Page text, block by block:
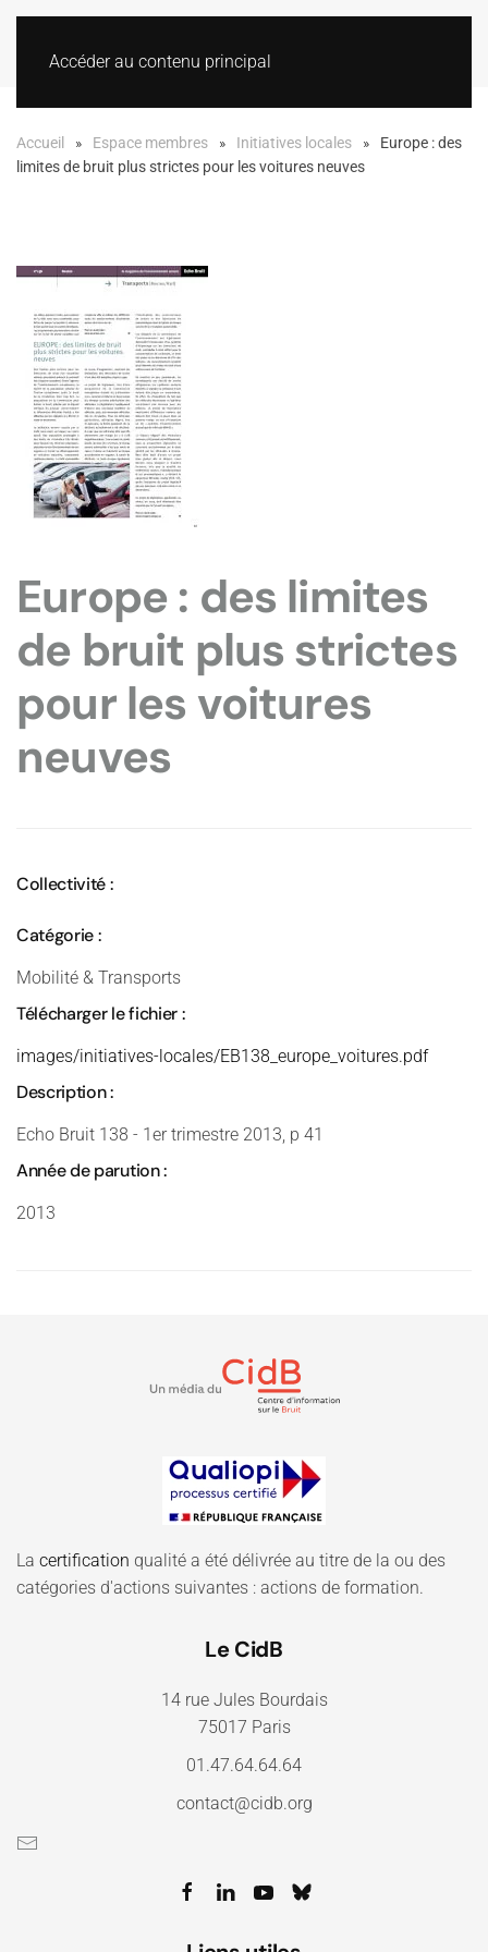
Accéder au contenu principal
Accueil Espace membres Initiatives locales
Europe : des
limites de bruit plus strictes pour les voitures neuves
Europe : des limites
de bruit plus strictes
pour les voitures
neuves
Collectivité :
Catégorie :
Mobilité & Transports
Télécharger le fichier :
images/initiatives-locales/EB138_europe_voitures.pdf
Description :
Echo Bruit 138 - 1er trimestre 2013, p 41
Année de parution :
2013
La certification qualité a été délivrée au titre de la ou des
catégories d'actions suivantes : actions de formation.
Le CidB
14 rue Jules Bourdais
75017 Paris
01.47.64.64.64
contact@cidb.org